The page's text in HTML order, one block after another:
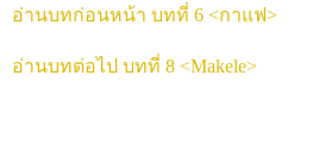
อ่านบทก่อนหน้า บทที่ 6 <กาแฟ>
อ่านบทต่อไป บทที่ 8 <Makele>